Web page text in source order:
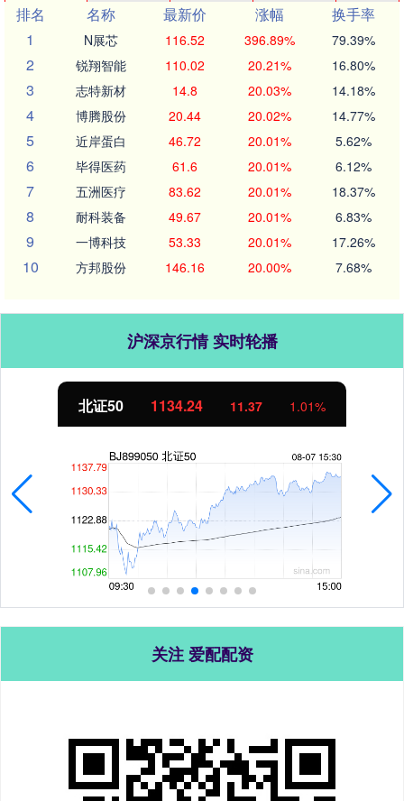
排名
名称 最新价 涨幅
换手率
1
N展芯 116.52 396.89% 79.39%
2 锐翔智能 110.02 20.21% 16.80%
3 志特新材 14.8 20.03% 14.18%
4 博腾股份 20.44 20.02% 14.77%
5 近岸蛋白 46.72 20.01% 5.62%
6 毕得医药 61.6 20.01% 6.12%
7 五洲医疗 83.62 20.01% 18.37%
8 耐科装备 49.67 20.01% 6.83%
9 一博科技 53.33 20.01% 17.26%
10 方邦股份 146.16 20.00% 7.68%
沪深京行情 实时轮播
北证50 1134.24 11.37 1.01%
关注 爱配配资